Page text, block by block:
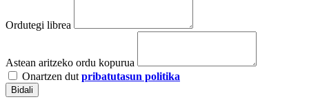
Ordutegi librea
Astean aritzeko ordu kopurua
Onartzen dut pribatutasun politika
Bidali